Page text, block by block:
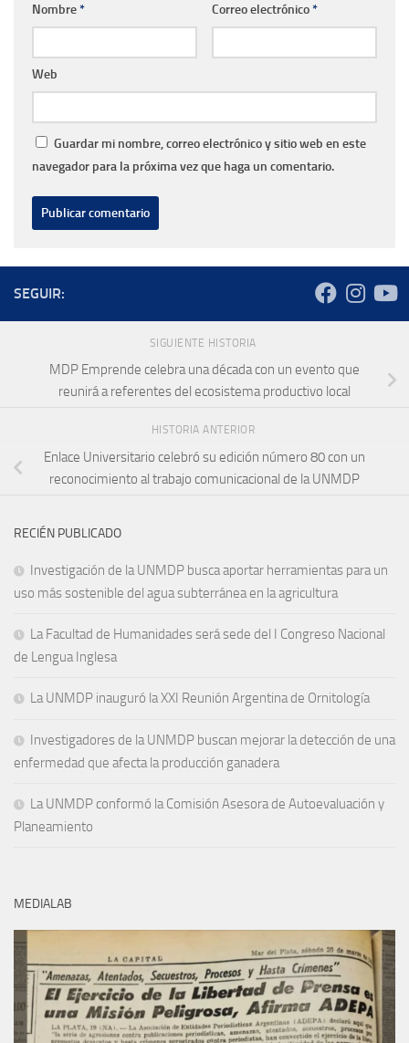
Nombre* Correo electrónico*
Web
Guardar mi nombre, correo electrónico y sitio web en este
navegador para la próxima vez que haga un comentario.
SEGUIR:
SIGUIENTE HISTORIA
MDP Emprende celebra una década con un evento que
reunirá a referentes del ecosistema productivo local
HISTORIA ANTERIOR
Enlace Universitario celebró su edición número 80 con un
reconocimiento al trabajo comunicacional de la UNMDP
RECIÉN PUBLICADO
Investigación de la UNMDP busca aportar herramientas para un
uso más sostenible del agua subterránea en la agricultura
La Facultad de Humanidades será sede del I Congreso Nacional
de Lengua Inglesa
La UNMDP inauguró la XXI Reunión Argentina de Ornitología
Investigadores de la UNMDP buscan mejorar la detección de una
enfermedad que afecta la producción ganadera
La UNMDP conformó la Comisión Asesora de Autoevaluación y
Planeamiento
MEDIALAB